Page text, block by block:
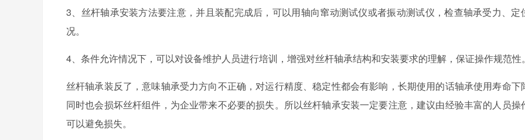
3、丝杆轴承安装方法要注意，并且装配完成后，可以用轴向窜动测试仪或者振动测试仪，检查轴承受力、定
况。
4、条件允许情况下，可以对设备维护人员进行培训，增强对丝杆轴承结构和安装要求的理解，保证操作规范性。
丝杆轴承装反了，意味轴承受力方向不正确，对运行精度、稳定性都会有影响，长期使用的话轴承使用寿命下
同时也会损坏丝杆组件，为企业带来不必要的损失。所以丝杆轴承安装一定要注意，建议由经验丰富的人员操
可以避免损失。